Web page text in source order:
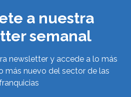
a nuestra
semanal
newsletter y accede a lo más
más nuevo del sector de las